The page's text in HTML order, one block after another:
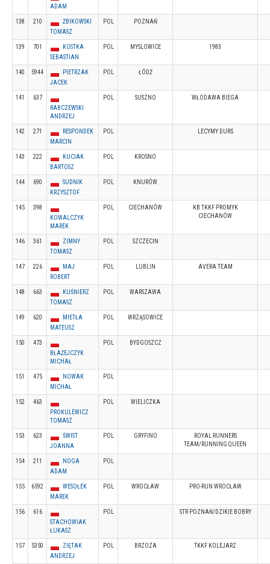
ADAM
138 210
ŻBIKOWSKI
TOMASZ
POL POZNAŃ
139 701
KOSTKA
SEBASTIAN
POL MYSLOWICE 1983
140 5944
PIETRZAK
JACEK
POL ŁÓDŹ
141
637
RABCZEWSKI
ANDRZEJ
POL SUSZNO WŁODAWA BIEGA
142 271
RESPONDEK
MARCIN
POL LECYMY DURŚ
143 222
KUCIAK
BARTOSZ
POL KROSNO
144 690
SUDNIK
KRZYSZTOF
POL KNURÓW
145
398
KOWALCZYK
MAREK
POL CIECHANÓW
KB TKKF PROMYK
CIECHANÓW
146 361
ZIMNY
TOMASZ
POL SZCZECIN
147 226
MAJ
ROBERT
POL LUBLIN AVERA TEAM
148 663
KUŚNIERZ
TOMASZ
POL WARSZAWA
149 620
MIETŁA
MATEUSZ
POL WRZĄSOWICE
150
473
BŁAŻEJCZYK
MICHAŁ
POL BYDGOSZCZ
151 475
NOWAK
MICHAŁ
POL
152
463
PROKULEWICZ
TOMASZ
POL WIELICZKA
153 623
ŚWIST
JOANNA
POL GRYFINO
ROYAL RUNNERS
TEAM/RUNNING QUEEN
154 211
NOGA
ADAM
POL
155 6592
WESOŁEK
MAREK
POL WROCŁAW PRO-RUN WROCŁAW
156
616
STACHOWIAK
ŁUKASZ
POL STR POZNAŃ/DZIKIE BOBRY
157 5350
ZIĘTAK
ANDRZEJ
POL BRZOZA TKKF KOLEJARZ